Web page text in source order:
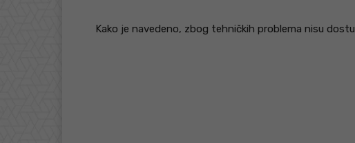
Kako je navedeno, zbog tehničkih problema nisu